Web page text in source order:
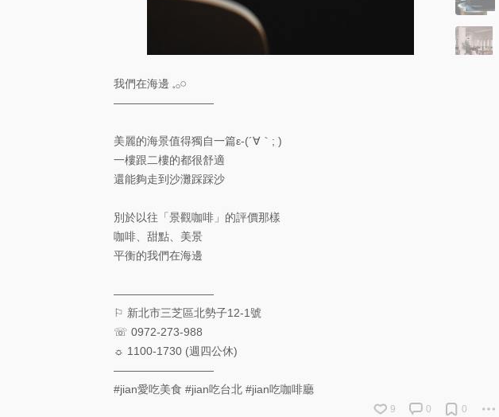
我們在海邊 𓈒𓂂𓏸
—————————
美麗的海景值得獨自一篇ε-(´∀｀; )
一樓跟二樓的都很舒適
還能夠走到沙灘踩踩沙
別於以往「景觀咖啡」的評價那樣
咖啡、甜點、美景
平衡的我們在海邊
—————————
⚐ 新北市三芝區北勢子12-1號
☏ 0972-273-988
☼ 1100-1730 (週四公休)
—————————
#jian愛吃美食 #jian吃台北 #jian吃咖啡廳
9 0 0